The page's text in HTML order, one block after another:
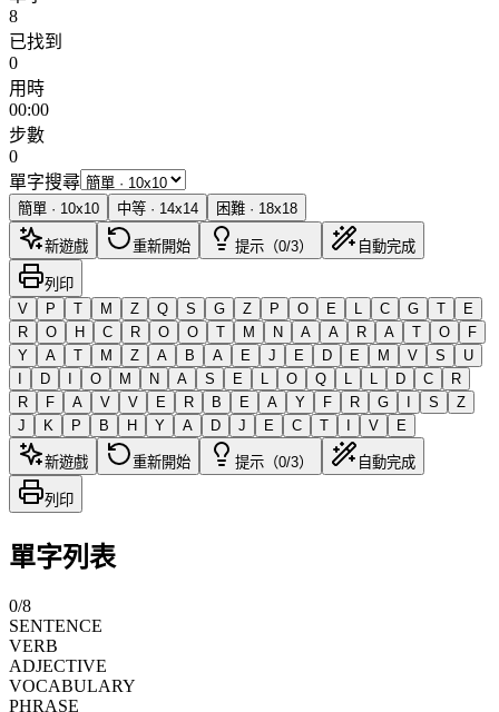
8
已找到
0
用時
00:00
步數
0
單字搜尋
簡單 · 10x10 中等 · 14x14 困難 · 18x18
新遊戲 重新開始 提示（0/3） 自動完成
列印
V
P T M Z Q S G Z P O E L C G T
E
R
O H C R O O T M N A A R A T O
F
Y
A T M Z A B A E J E D E M V S
U
I
D I O M N A S E L O Q L L D C
R
R
F A V V E R B E A Y F R G I S
Z
J
K P B H Y A D J E C T I V E
新遊戲 重新開始 提示（0/3） 自動完成
列印
單字列表
0/8
SENTENCE
VERB
ADJECTIVE
VOCABULARY
PHRASE